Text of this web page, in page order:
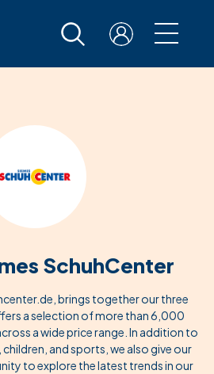
SchuhCenter
brings together our three
a selection of more than 6,000
a wide price range. In addition to
and sports, we also give our
to explore the latest trends in our